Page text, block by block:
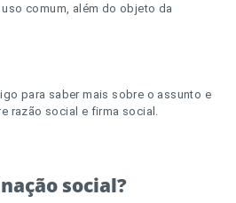
comum, além do objeto da
para saber mais sobre o assunto e
razão social e firma social.
social?